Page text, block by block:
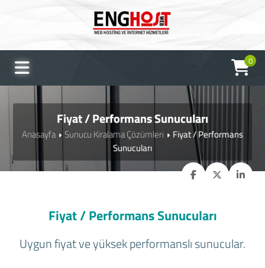
0
Fiyat / Performans Sunucuları
Anasayfa Sunucu Kiralama Çözümleri
Fiyat / Performans
Sunucuları
Fiyat / Performans Sunucuları
Uygun fiyat ve yüksek performanslı sunucular.